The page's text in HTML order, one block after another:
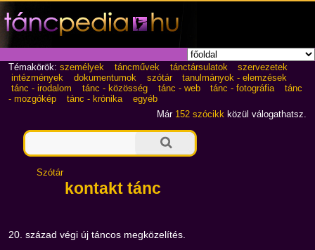
Témakörök: személyek táncművek tánctársulatok
szervezetek
intézmények
dokumentumok szótár
tanulmányok - elemzések
tánc - irodalom
tánc - közösség tánc - web tánc - fotográfia
tánc
- mozgókép
tánc - krónika
egyéb
Már 152 szócikk közül válogathatsz.
Szótár
kontakt tánc
20. század végi új táncos megközelítés.